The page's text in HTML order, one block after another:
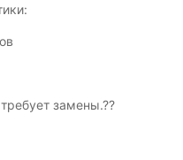
замены.??